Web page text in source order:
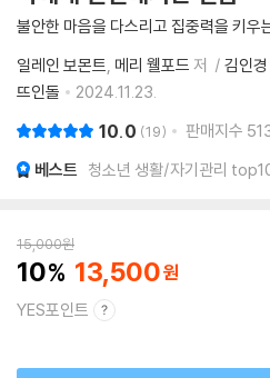
불안한 마음을 다스리고 집중력을 키우
일레인 보몬트 메리 웰포드 저 김인경
뜨인돌
2024.11.23.
10.0 19 판매지수
베스트 청소년 생활/자기관리
15,000원
10 13,500
YES포인트